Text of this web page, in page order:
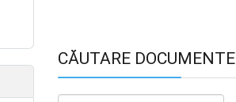
CĂUTARE DOCUMENTE